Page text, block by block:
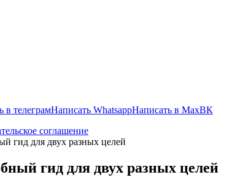
в телеграмНаписать WhatsappНаписать в MaxВК
соглашение
гид для двух разных целей
гид для двух разных целей